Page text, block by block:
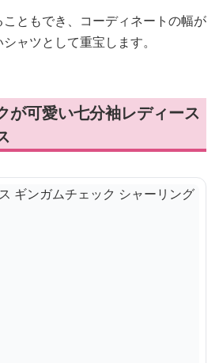
ともでき、コーディネートの幅が
ャツとして重宝します。
が可愛い七分袖レディース